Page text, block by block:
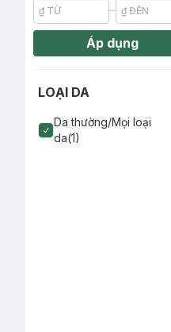
Áp dụng
LOẠI DA
Da thường/Mọi loại
da(1)